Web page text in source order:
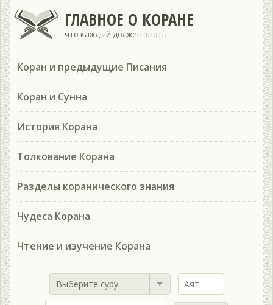
ГЛАВНОЕ О КОРАНЕ
что каждый должен знать
Коран и предыдущие Писания
Коран и Сунна
История Корана
Толкование Корана
Разделы коранического знания
Чудеса Корана
Чтение и изучение Корана
Выберите суру